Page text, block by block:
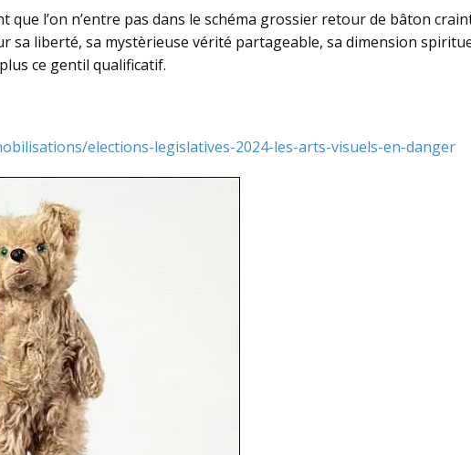
que l’on n’entre pas dans le schéma grossier retour de bâton
sa liberté, sa mystèrieuse vérité partageable, sa dimension
ce gentil qualificatif.
elections-legislatives-2024-les-arts-visuels-en-danger